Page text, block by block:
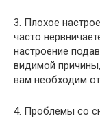
3. Плохое
часто
настроение
видимой
вам необходим
4. Проблемы со